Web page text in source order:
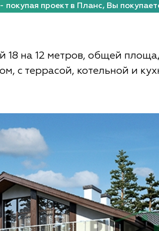
покупая проект в Планс, Вы
18 на 12 метров, общей
с террасой, котельной и